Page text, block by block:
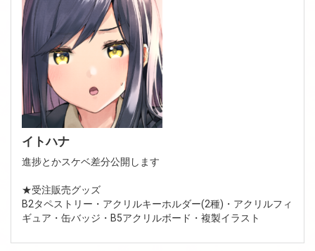
イトハナ
進捗とかスケベ差分公開します
★受注販売グッズ
B2タペストリー・アクリルキーホルダー(2種)・アクリルフィ
ギュア・缶バッジ・B5アクリルボード・複製イラスト